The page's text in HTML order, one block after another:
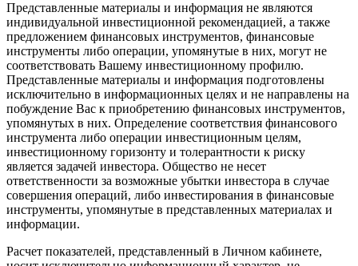
Представленные материалы и информация не являются
индивидуальной инвестиционной рекомендацией, а также
предложением финансовых инструментов, финансовые
инструменты либо операции, упомянутые в них, могут не
соответствовать Вашему инвестиционному профилю.
Представленные материалы и информация подготовлены
исключительно в информационных целях и не направлены на
побуждение Вас к приобретению финансовых инструментов,
упомянутых в них. Определение соответствия финансового
инструмента либо операции инвестиционным целям,
инвестиционному горизонту и толерантности к риску
является задачей инвестора. Общество не несет
ответственности за возможные убытки инвестора в случае
совершения операций, либо инвестирования в финансовые
инструменты, упомянутые в представленных материалах и
информации.
Расчет показателей, представленный в Личном кабинете,